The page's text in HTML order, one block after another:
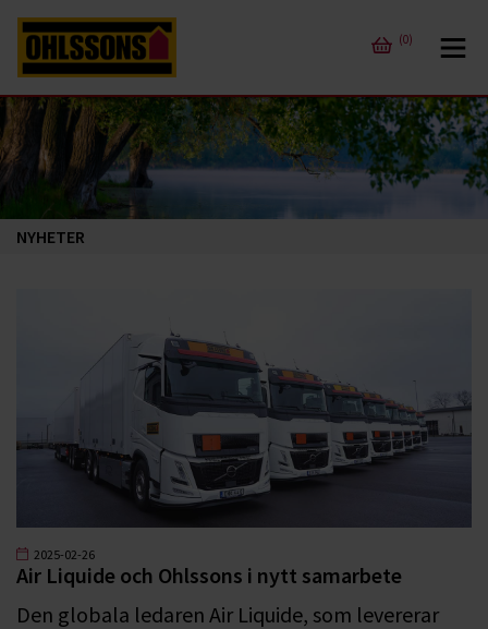
(0)
NYHETER
2025-02-26
Air Liquide och Ohlssons i nytt samarbete
Den globala ledaren Air Liquide, som levererar